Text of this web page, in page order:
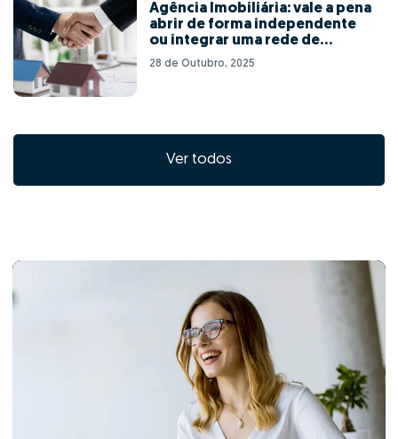
Agência Imobiliária: vale a pena
abrir de forma independente
ou integrar uma rede de
franchising?
28 de Outubro, 2025
Ver todos